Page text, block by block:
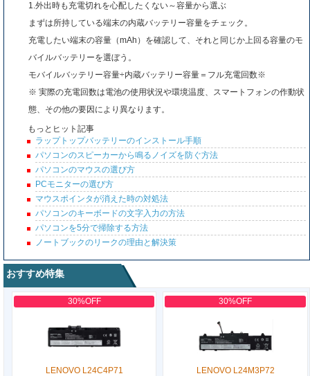
1.外出時も充電切れを心配したくない～容量から選ぶ
まずは所持している端末の内蔵バッテリー容量をチェック。
充電したい端末の容量（mAh）を確認して、それと同じか上回る容量のモ
バイルバッテリーを選ぼう。
モバイルバッテリー容量÷内蔵バッテリー容量＝フル充電回数※
※ 実際の充電回数は電池の使用状況や環境温度、スマートフォンの作動状
態、その他の要因により異なります。
もっとヒット記事
ラップトップバッテリーのインストール手順
パソコンのスピーカーから鳴るノイズを防ぐ方法
パソコンのマウスの選び方
PCモニターの選び方
マウスポインタが消えた時の対処法
パソコンのキーボードの文字入力の方法
パソコンを5分で掃除する方法
ノートブックのリークの理由と解決策
おすすめ特集
30%OFF
LENOVO L24C4P71
30%OFF
LENOVO L24M3P72